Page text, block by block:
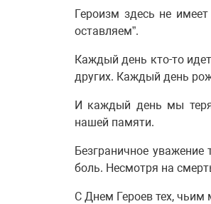
Героизм здесь не
оставляем”.
Каждый день кто-то
других. Каждый день
И каждый день мы
нашей памяти.
Безграничное
боль. Несмотря на
С Днем Героев тех,